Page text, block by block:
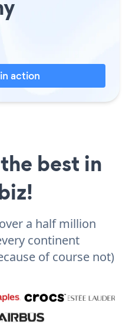
action
best in
a half million
continent
of course not)